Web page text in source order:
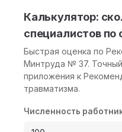
Калькулятор:
специалистов по
Быстрая оценка по
Минтруда № 37.
приложения к
травматизма.
Численность